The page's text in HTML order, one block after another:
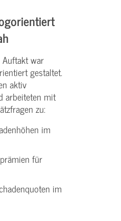
war
gestaltet.
aktiv
arbeiteten mit
zu:
im
für
im